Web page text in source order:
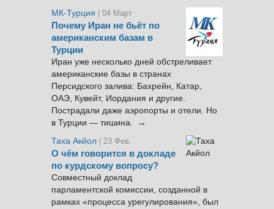
МК-Турция
| 04 Март
Почему Иран не бьёт по
американским базам в
Турции
Иран уже несколько дней обстреливает
американские базы в странах
Персидского залива: Бахрейн, Катар,
ОАЭ, Кувейт, Иордания и другие.
Пострадали даже аэропорты и отели. Но
в Турции — тишина. →
Таха Акйол | 23 Фев.
О чём говорится в докладе
по курдскому вопросу?
Совместный доклад
парламентской комиссии, созданной в
рамках «процесса урегулирования», был